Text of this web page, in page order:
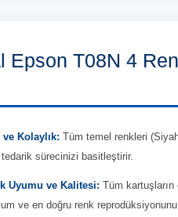
Epson T08N 4
Kolaylık: Tüm temel renkleri
sürecinizi basitleştirir.
Uyumu ve Kalitesi: Tüm
ve en doğru renk